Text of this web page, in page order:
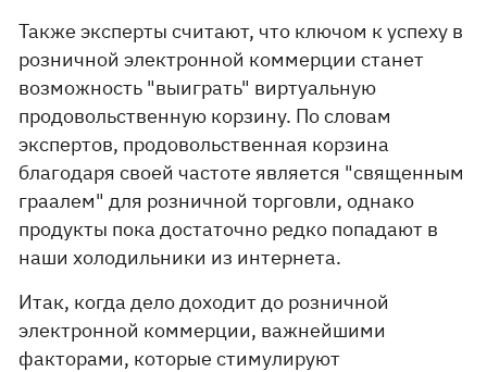
Также эксперты считают, что ключом к успеху в
розничной электронной коммерции станет
возможность "выиграть" виртуальную
продовольственную корзину. По словам
экспертов, продовольственная корзина
благодаря своей частоте является "священным
граалем" для розничной торговли, однако
продукты пока достаточно редко попадают в
наши холодильники из интернета.
Итак, когда дело доходит до розничной
электронной коммерции, важнейшими
факторами, которые стимулируют